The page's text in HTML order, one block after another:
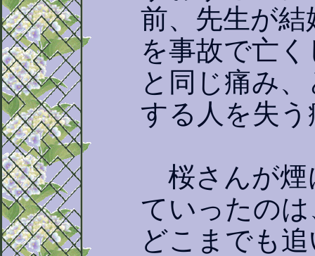
前、先生が
を事故で亡
と同じ痛み
する人を失
桜さんが煙
ていったの
どこまでも